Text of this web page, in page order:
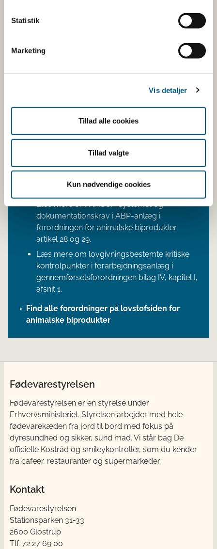
Statistik
Marketing
Vis detaljer
Tillad alle cookies
Tillad valgte
Kun nødvendige cookies
5. Handling og dokumentation hvis noget går
6. Tilpas dit egenkontrolprogram og revider
det løbende
7. Registrering og dokumentation
Læs mere om HACCP-systemet og
dokumentationskrav i ABP-anlæg i
forordningen for animalske biprodukter
artikel 28 og 29.
Læs mere om lovgivningsbestemte kritiske
kontrolpunkter i forarbejdningsanlæg i
gennemførselsforordningen bilag IV, kapitel I,
afsnit 1.
Find alle forordninger på lovstofsiden for
animalske biprodukter
Fødevarestyrelsen
Fødevarestyrelsen er en styrelse under
Erhvervsministeriet. Styrelsen arbejder med hele
fødevarekæden fra jord til bord med fokus på
dyresundhed og sikker, sund mad. Vi står bag De
officielle Kostråd og smileykontroller, som du kender
fra cafeer, restauranter og supermarkeder.
Kontakt
Fødevarestyrelsen
Stationsparken 31-33
2600 Glostrup
Tlf. 72 2​​​7 69 00